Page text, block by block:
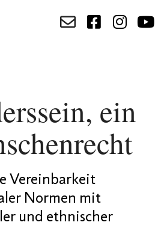
ein
Vereinbarkeit
Normen mit
und ethnischer